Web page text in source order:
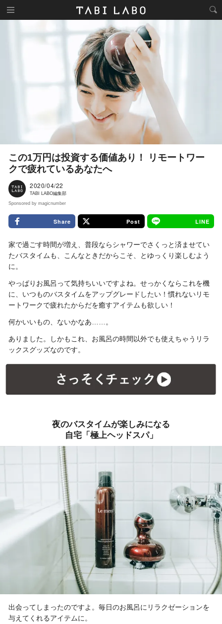
この1万円は投資する価値あり！ リモートワー
クで疲れているあなたへ
2020/04/22
TABI LABO編集部
Sponsored by magicnumber
Share Post LINE
家で過ごす時間が増え、普段ならシャワーでさくっと済ませてい
たバスタイムも、こんなときだからこそ、とゆっくり楽しむよう
に。
やっぱりお風呂って気持ちいいですよね。せっかくならこれを機
に、いつものバスタイムをアップグレードしたい！慣れないリモ
ートワークで疲れたからだを癒すアイテムも欲しい！
何かいいもの、ないかなあ……。
ありました。しかもこれ、お風呂の時間以外でも使えちゃうリラ
ックスグッズなのです。
夜のバスタイムが楽しみになる
自宅「極上ヘッドスパ」
出会ってしまったのですよ。毎日のお風呂にリラクゼーションを
与えてくれるアイテムに。